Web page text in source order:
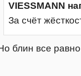
VIESSMANN
За счёт
блин все